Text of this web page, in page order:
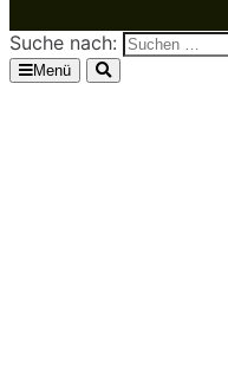
Suche nach:
Menü